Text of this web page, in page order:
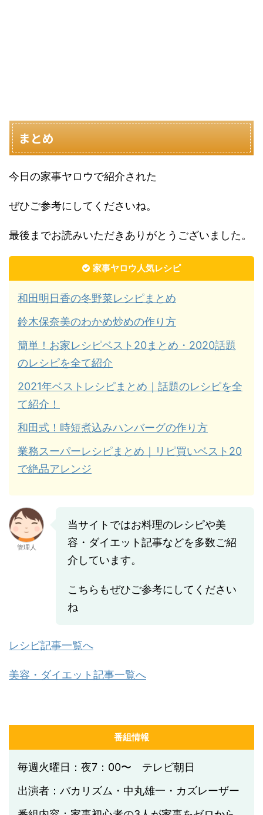
まとめ
今日の家事ヤロウで紹介された
ぜひご参考にしてくださいね。
最後までお読みいただきありがとうございました。
家事ヤロウ人気レシピ
和田明日香の冬野菜レシピまとめ
鈴木保奈美のわかめ炒めの作り方
簡単！お家レシピベスト20まとめ・2020話題
のレシピを全て紹介
2021年ベストレシピまとめ｜話題のレシピを全
て紹介！
和田式！時短煮込みハンバーグの作り方
業務スーパーレシピまとめ｜リピ買いベスト20
で絶品アレンジ
管理人
当サイトではお料理のレシピや美
容・ダイエット記事などを多数ご紹
介しています。
こちらもぜひご参考にしてください
ね
レシピ記事一覧へ
美容・ダイエット記事一覧へ
番組情報
毎週火曜日：夜7：00〜 テレビ朝日
出演者：バカリズム・中丸雄一・カズレーザー